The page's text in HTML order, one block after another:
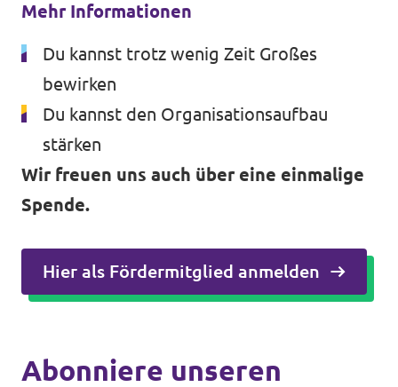
Mehr Informationen
Du kannst trotz wenig Zeit Großes
bewirken
Du kannst den Organisationsaufbau
stärken
Wir freuen uns auch über eine einmalige
Spende.
Hier als Fördermitglied anmelden
Abonniere unseren